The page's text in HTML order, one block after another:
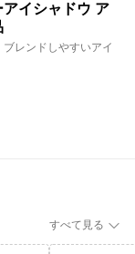
イシャドウ ア
レンドしやすいアイ
すべて見る